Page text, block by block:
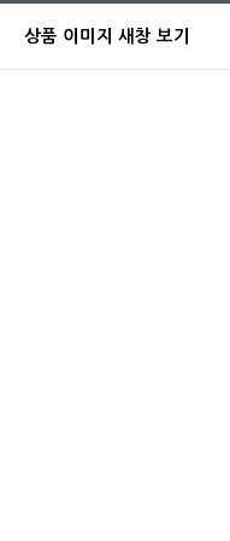
상품 이미지 새창 보기